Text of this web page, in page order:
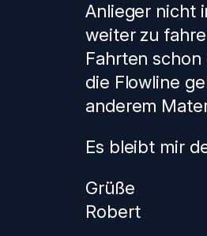
Anlieger nicht
weiter zu
Fahrten
die Flowline
anderem
Es bleibt mir
Grüße
Robert